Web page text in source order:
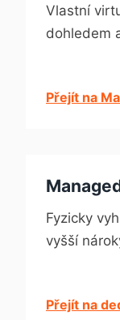
Vlastní
dohledem
Přejít na
Fyzicky
vyšší
Přejít na